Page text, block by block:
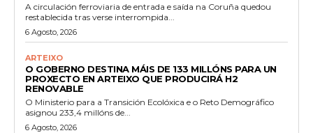
A circulación ferroviaria de entrada e saída na Coruña quedou
restablecida tras verse interrompida...
6 Agosto, 2026
ARTEIXO
O GOBERNO DESTINA MÁIS DE 133 MILLÓNS PARA UN
PROXECTO EN ARTEIXO QUE PRODUCIRÁ H2
RENOVABLE
O Ministerio para a Transición Ecolóxica e o Reto Demográfico
asignou 233,4 millóns de...
6 Agosto, 2026